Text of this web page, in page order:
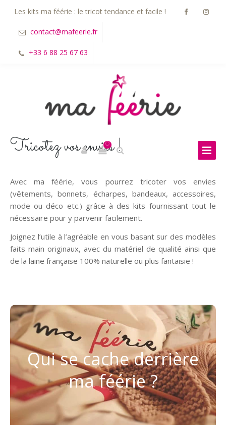
Les kits ma féérie : le tricot tendance et facile !
contact@mafeerie.fr
+33 6 88 25 67 63
0
Tricotez vos envies !
Avec ma féérie, vous pourrez tricoter vos envies
(vêtements, bonnets, écharpes, bandeaux, accessoires,
mode ou déco etc.) grâce à des kits fournissant tout le
nécessaire pour y parvenir facilement.
Joignez l’utile à l’agréable en vous basant sur des modèles
faits main originaux, avec du matériel de qualité ainsi que
de la laine française 100% naturelle ou plus fantaisie !
Qui se cache derrière
ma féérie ?
Passionnée depuis toute petite…
« ma féérie », c’est l’histoire d’
Emmanuelle
tombée
dans le tricot quand elle était toute petite, sur les
genoux de sa mamie Jeanne, complice avec sa
maman et sa sœur…
EN DÉCOUVRIR DAVANTAGE